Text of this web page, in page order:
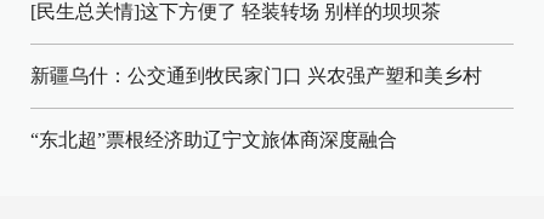
[民生总关情]这下方便了 轻装转场 别样的坝坝茶
新疆乌什：公交通到牧民家门口 兴农强产塑和美乡村
“东北超”票根经济助辽宁文旅体商深度融合